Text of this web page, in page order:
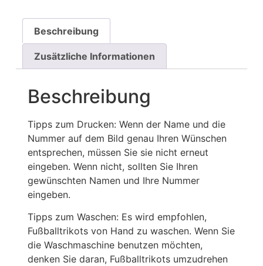
Beschreibung
Zusätzliche Informationen
Beschreibung
Tipps zum Drucken: Wenn der Name und die
Nummer auf dem Bild genau Ihren Wünschen
entsprechen, müssen Sie sie nicht erneut
eingeben. Wenn nicht, sollten Sie Ihren
gewünschten Namen und Ihre Nummer
eingeben.
Tipps zum Waschen: Es wird empfohlen,
Fußballtrikots von Hand zu waschen. Wenn Sie
die Waschmaschine benutzen möchten,
denken Sie daran, Fußballtrikots umzudrehen